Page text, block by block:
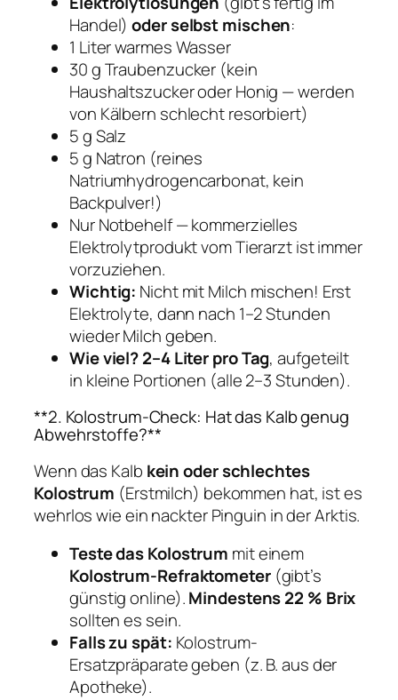
Handel)oder selbst mischen:
1 Liter warmes Wasser
30 g Traubenzucker (kein
Haushaltszucker oder Honig — werden
von Kälbern schlecht resorbiert)
5 g Salz
5 g Natron (reines
Natriumhydrogencarbonat, kein
Backpulver!)
Nur Notbehelf — kommerzielles
Elektrolytprodukt vom Tierarzt ist immer
vorzuziehen.
Wichtig: Nicht mit Milch mischen! Erst
Elektrolyte, dann nach 1–2 Stunden
wieder Milch geben.
Wie viel?2–4 Liter pro Tag, aufgeteilt
in kleine Portionen (alle 2–3 Stunden).
**2. Kolostrum-Check: Hat das Kalb genug
Abwehrstoffe?**
Wenn das Kalb kein oder schlechtes
Kolostrum (Erstmilch) bekommen hat, ist es
wehrlos wie ein nackter Pinguin in der Arktis.
Teste das Kolostrum mit einem
Kolostrum-Refraktometer(gibt’s
günstig online).Mindestens 22 % Brix
sollten es sein.
Falls zu spät: Kolostrum-
Ersatzpräparate geben (z. B. aus der
Apotheke).